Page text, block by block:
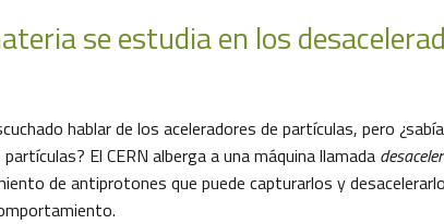
se estudia en los
hablar de los aceleradores de partículas, pero
El CERN alberga a una máquina llamada
de antiprotones que puede capturarlos y